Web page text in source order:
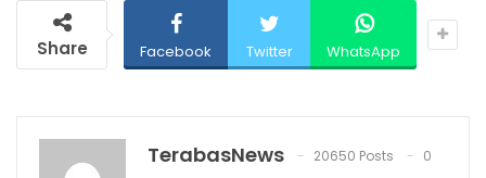
Share Facebook Twitter WhatsApp
TerabasNews 20650 Posts
0